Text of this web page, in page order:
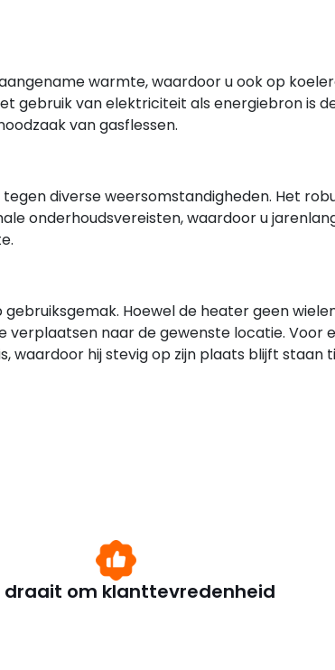
warmte, waardoor u ook op
gebruik van elektriciteit als energiebron is
van gasflessen.
diverse weersomstandigheden. Het
onderhoudsvereisten, waardoor u
Hoewel de heater geen
verplaatsen naar de gewenste locatie. Voor
waardoor hij stevig op zijn plaats blijft staan
draait om klanttevredenheid